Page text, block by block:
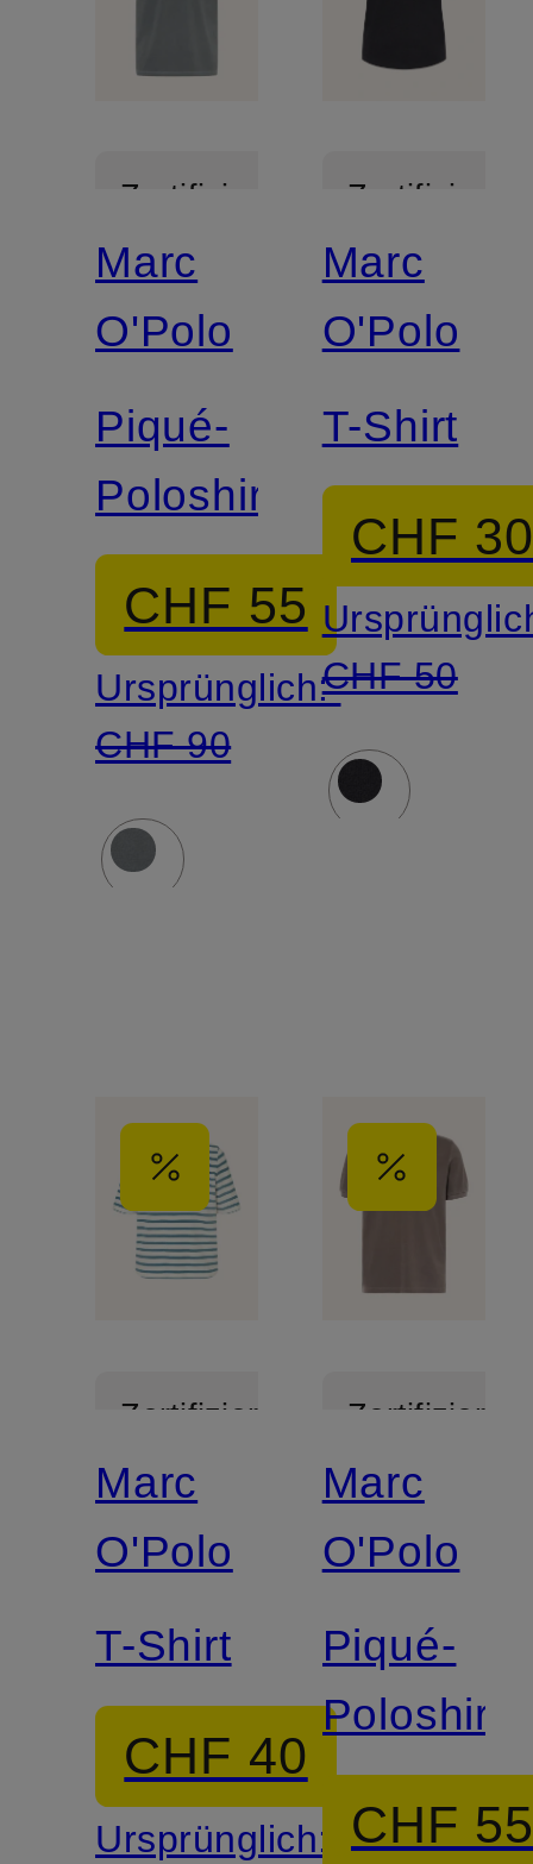
Zertifiziert
Marc
O'Polo
Piqué-
Poloshirt
CHF 55
Ursprünglich:
CHF 90
Zertifiziert
Marc
O'Polo
T-Shirt
CHF
CHF 50
Zertifiziert
Marc
O'Polo
T-Shirt
CHF 40
Ursprünglich:
Zertifiziert
Marc
O'Polo
Piqué-
Poloshirt
CHF